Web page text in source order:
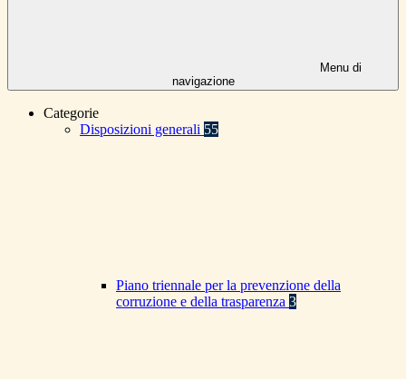
Menu di
navigazione
Categorie
Disposizioni generali 55
Piano triennale per la prevenzione della
corruzione e della trasparenza 3